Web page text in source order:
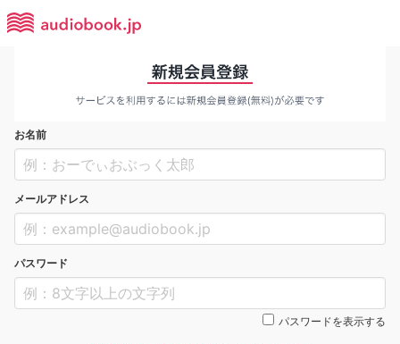
お名前
メールアドレス
パスワード
パスワードを表示する